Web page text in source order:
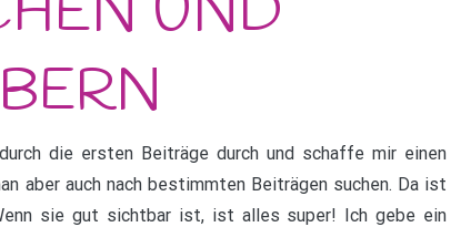
die ersten Beiträge durch und schaffe mir einen
aber auch nach bestimmten Beiträgen suchen. Da ist
sie gut sichtbar ist, ist alles super! Ich gebe ein